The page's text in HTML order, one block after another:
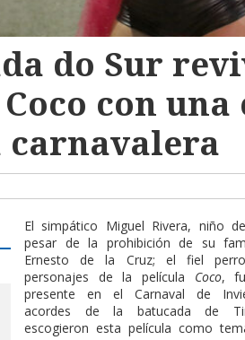
do Sur
con
carnavalera
El simpático Miguel Rivera, niño
pesar de la prohibición de su
Ernesto de la Cruz; el fiel
personajes de la película Coco,
presente en el Carnaval de
acordes de la batucada de
escogieron esta película como